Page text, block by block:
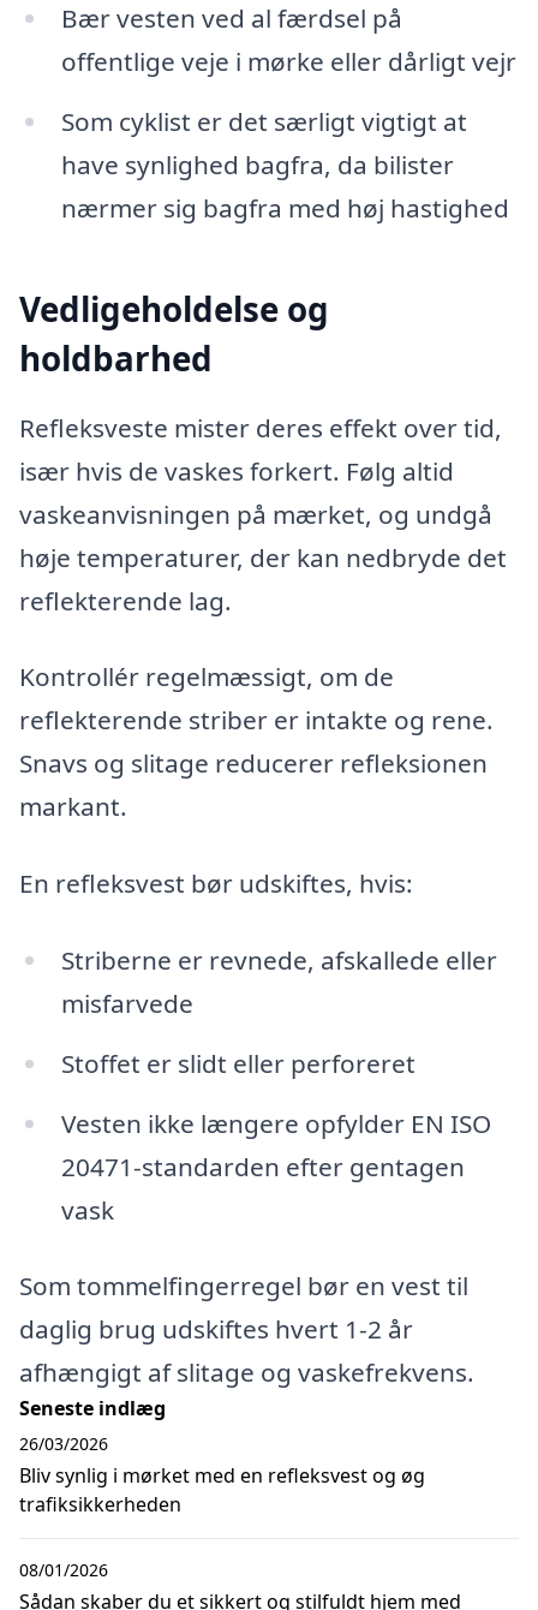
Bær vesten ved al færdsel på
offentlige veje i mørke eller dårligt vejr
Som cyklist er det særligt vigtigt at
have synlighed bagfra, da bilister
nærmer sig bagfra med høj hastighed
Vedligeholdelse og
holdbarhed
Refleksveste mister deres effekt over tid,
især hvis de vaskes forkert. Følg altid
vaskeanvisningen på mærket, og undgå
høje temperaturer, der kan nedbryde det
reflekterende lag.
Kontrollér regelmæssigt, om de
reflekterende striber er intakte og rene.
Snavs og slitage reducerer refleksionen
markant.
En refleksvest bør udskiftes, hvis:
Striberne er revnede, afskallede eller
misfarvede
Stoffet er slidt eller perforeret
Vesten ikke længere opfylder EN ISO
20471-standarden efter gentagen
vask
Som tommelfingerregel bør en vest til
daglig brug udskiftes hvert 1-2 år
afhængigt af slitage og vaskefrekvens.
Seneste indlæg
Bliv synlig i mørket med en refleksvest og øg
trafiksikkerheden
26/03/2026
Sådan skaber du et sikkert og stilfuldt hjem med
08/01/2026